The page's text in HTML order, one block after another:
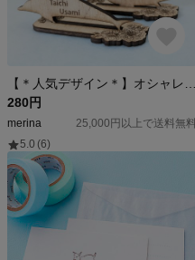
280円
merina
25,000円以上で送料無料
5.0 (6)